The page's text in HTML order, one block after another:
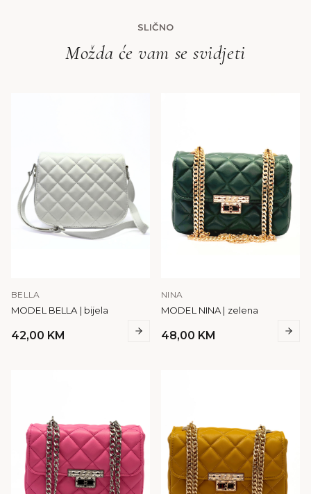
SLIČNO
Možda će vam se svidjeti
BELLA
MODEL BELLA | bijela
42,00 KM
NINA
MODEL NINA | zelena
48,00 KM